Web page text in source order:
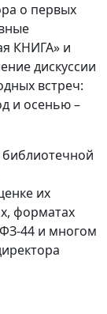
о первых
КНИГА» и
дискуссии
встреч:
и осенью –
библиотечной
их
форматах
44 и многом